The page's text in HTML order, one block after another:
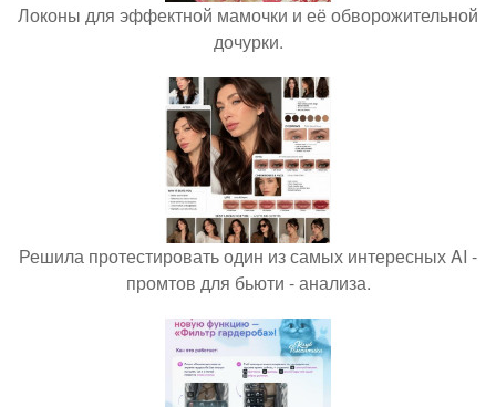
Локоны для эффектной мамочки и её обворожительной
дочурки.
Решила протестировать один из самых интересных AI -
промтов для бьюти - анализа.